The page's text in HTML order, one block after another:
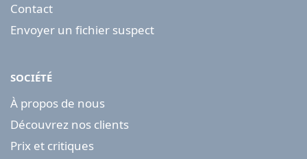
Contact
Envoyer un fichier suspect
SOCIÉTÉ
À propos de nous
Découvrez nos clients
Prix et critiques